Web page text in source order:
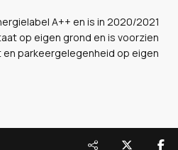
A++ en is in 2020/2021
op eigen grond en is voorzien
parkeergelegenheid op eigen